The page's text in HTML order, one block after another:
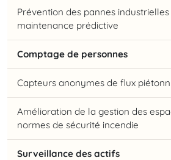
Prévention des pannes
maintenance prédictive
Comptage de personnes
Capteurs anonymes de flux
Amélioration de la gestion des
normes de sécurité incendie
Surveillance des actifs